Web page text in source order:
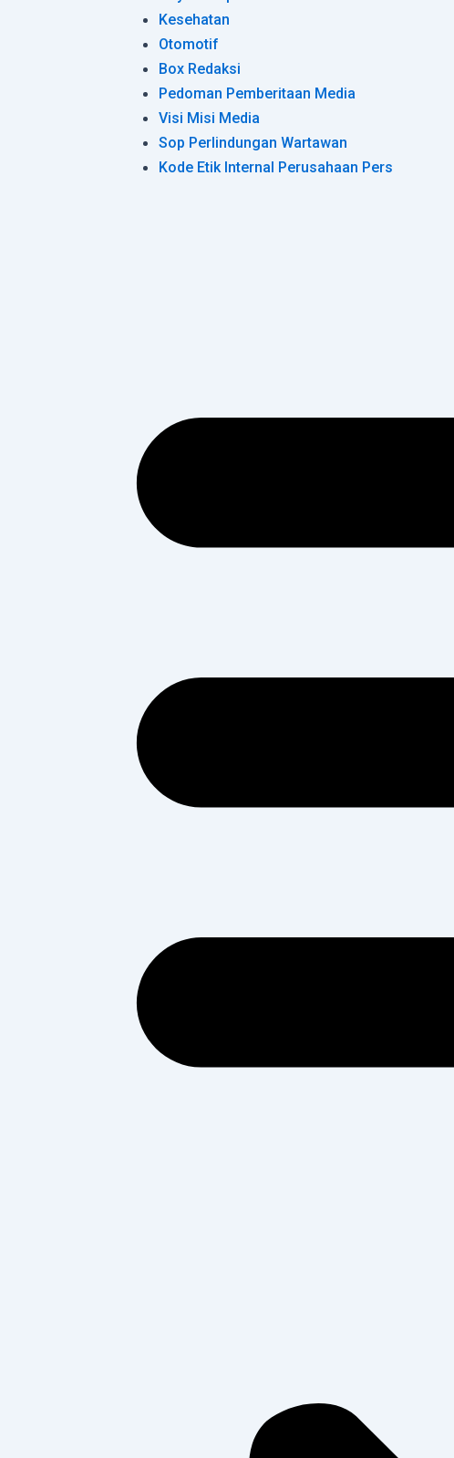
Kesehatan
Otomotif
Box Redaksi
Pedoman Pemberitaan Media
Visi Misi Media
Sop Perlindungan Wartawan
Kode Etik Internal Perusahaan Pers